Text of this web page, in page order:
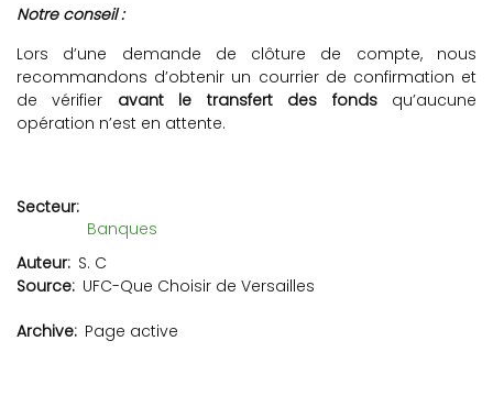
Notre conseil :
Lors d’une demande de clôture de compte, nous
recommandons d’obtenir un courrier de confirmation et
de vérifier avant le transfert des fondsqu’aucune
opération n’est en attente.
Secteur
Banques
Auteur S. C
Source UFC-Que Choisir de Versailles
Archive Page active